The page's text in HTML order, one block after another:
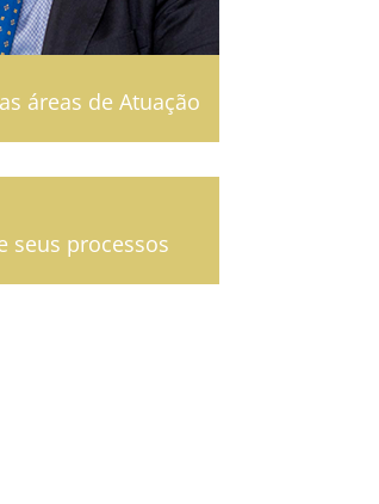
áreas de Atuação
seus processos